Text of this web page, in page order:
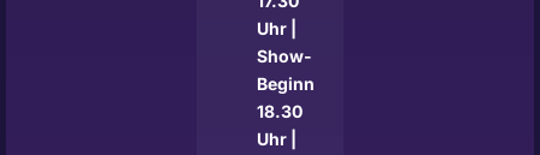
Uhr |
Show-
Beginn
18.30
Uhr |